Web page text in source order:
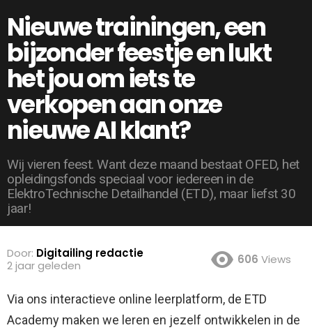
Nieuwe trainingen, een
bijzonder feestje en lukt
het jou om iets te
verkopen aan onze
nieuwe AI klant?
Wij vieren feest. Want deze maand bestaat OFED, het
opleidingsfonds speciaal voor iedereen in de
ElektroTechnische Detailhandel (ETD), maar liefst 30
jaar!
Door: Digitailing redactie
2 jaar geleden
606 Views
Via ons interactieve online leerplatform, de ETD
Academy maken we leren en jezelf ontwikkelen in de